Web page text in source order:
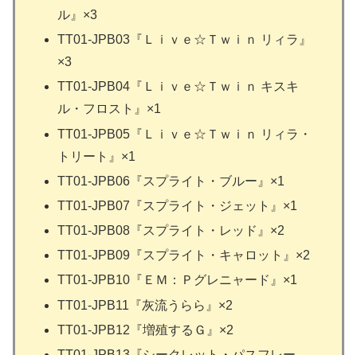
ル』×3
TT01-JPB03『Ｌｉｖｅ☆Ｔｗｉｎ リィラ』
×3
TT01-JPB04『Ｌｉｖｅ☆Ｔｗｉｎ キスキ
ル・フロスト』×1
TT01-JPB05『Ｌｉｖｅ☆Ｔｗｉｎ リィラ・
トリート』×1
TT01-JPB06『スプライト・ブルー』×1
TT01-JPB07『スプライト・ジェット』×1
TT01-JPB08『スプライト・レッド』×2
TT01-JPB09『スプライト・キャロット』×2
TT01-JPB10『ＥＭ：Ｐグレニャード』×1
TT01-JPB11『灰流うらら』×2
TT01-JPB12『増殖するＧ』×2